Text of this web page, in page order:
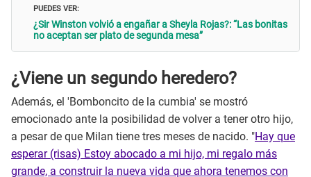
PUEDES VER:
¿Sir Winston volvió a engañar a Sheyla Rojas?: “Las bonitas
no aceptan ser plato de segunda mesa”
¿Viene un segundo heredero?
Además, el 'Bomboncito de la cumbia' se mostró
emocionado ante la posibilidad de volver a tener otro hijo,
a pesar de que Milan tiene tres meses de nacido. "Hay que
esperar (risas) Estoy abocado a mi hijo, mi regalo más
grande, a construir la nueva vida que ahora tenemos con